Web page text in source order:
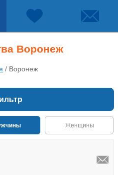
Воронеж
/ Воронеж
Женщины